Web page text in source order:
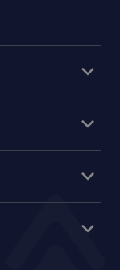
expand_more
expand_more
expand_more
expand_more